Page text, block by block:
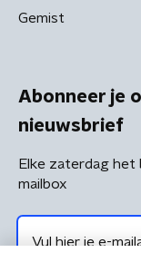
Gemist
Abonneer je
nieuwsbrief
Elke zaterdag het
mailbox